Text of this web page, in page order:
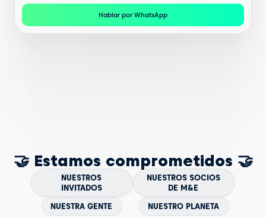
Hablar por WhatsApp
🤝 Estamos comprometidos 🤝
NUESTROS
INVITADOS
NUESTROS SOCIOS
DE M&E
NUESTRA GENTE
NUESTRO PLANETA